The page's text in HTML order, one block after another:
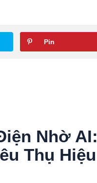
Pin
Nhờ
Thụ